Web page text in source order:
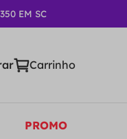
EM SC
PROMO